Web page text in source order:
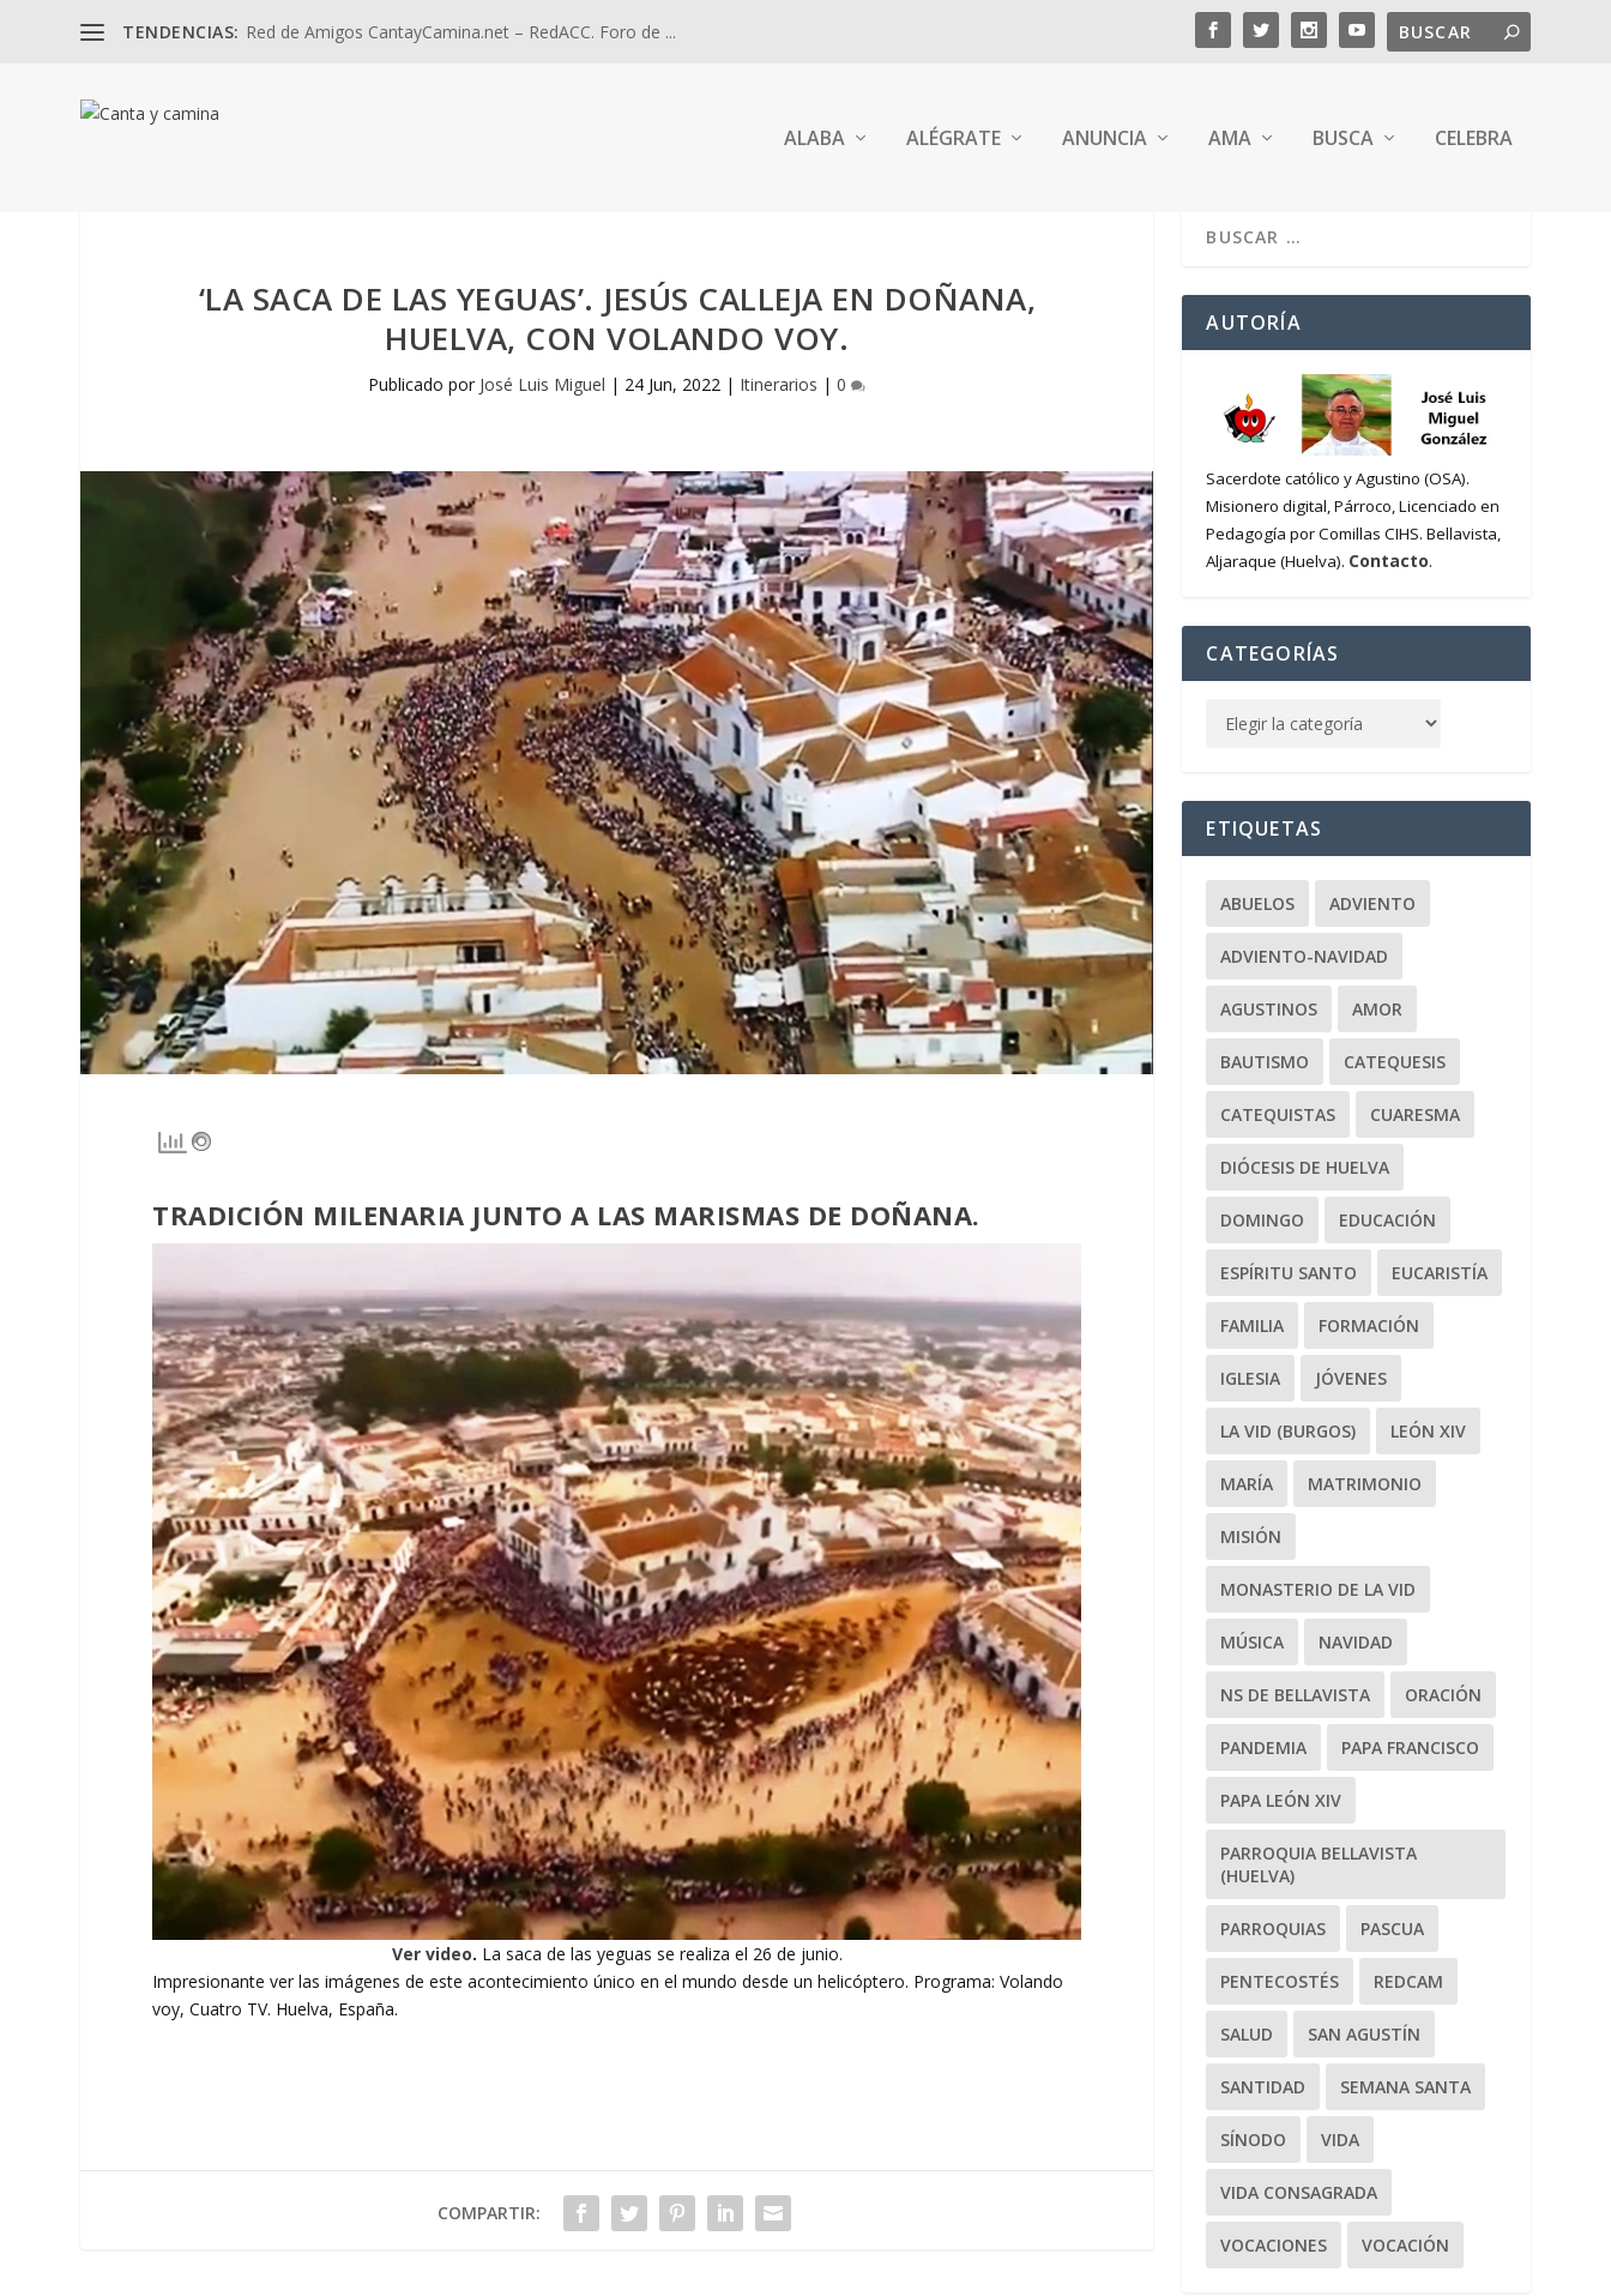
TENDENCIAS: Red de Amigos CantayCamina.net – RedACC. Foro de ...
ALABA ALÉGRATE ANUNCIA AMA BUSCA CELEBRA
‘LA SACA DE LAS YEGUAS’. JESÚS CALLEJA EN DOÑANA,
HUELVA, CON VOLANDO VOY.
Publicado por José Luis Miguel | 24 Jun, 2022 | Itinerarios |0
TRADICIÓN MILENARIA JUNTO A LAS MARISMAS DE DOÑANA.
Ver video. La saca de las yeguas se realiza el 26 de junio.
Impresionante ver las imágenes de este acontecimiento único en el mundo desde un helicóptero. Programa: Volando
voy, Cuatro TV. Huelva, España.
COMPARTIR:
AUTORÍA
Sacerdote católico y Agustino (OSA).
Misionero digital, Párroco, Licenciado en
Pedagogía por Comillas CIHS. Bellavista,
Aljaraque (Huelva). Contacto.
CATEGORÍAS
ETIQUETAS
ABUELOS ADVIENTO
ADVIENTO-NAVIDAD
AGUSTINOS AMOR
BAUTISMO CATEQUESIS
CATEQUISTAS CUARESMA
DIÓCESIS DE HUELVA
DOMINGO EDUCACIÓN
ESPÍRITU SANTO EUCARISTÍA
FAMILIA FORMACIÓN
IGLESIA JÓVENES
LA VID (BURGOS) LEÓN XIV
MARÍA MATRIMONIO
MISIÓN
MONASTERIO DE LA VID
MÚSICA NAVIDAD
NS DE BELLAVISTA ORACIÓN
PANDEMIA PAPA FRANCISCO
PAPA LEÓN XIV
PARROQUIA BELLAVISTA
(HUELVA)
PARROQUIAS PASCUA
PENTECOSTÉS REDCAM
SALUD SAN AGUSTÍN
SANTIDAD SEMANA SANTA
SÍNODO VIDA
VIDA CONSAGRADA
VOCACIONES VOCACIÓN